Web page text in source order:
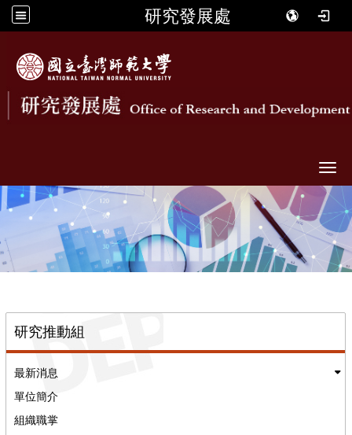
研究發展處
研究推動組
最新消息
單位簡介
組織職掌